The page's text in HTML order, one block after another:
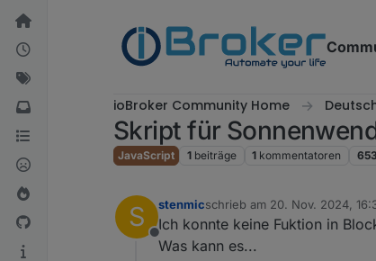
Weiter zum Inhalt
ioBroker Community Home
Skript für
JavaScript 1 beiträge 1 kommentatoren 653
S
Offline
stenmicschrieb am 20. Nov. 2024,
zuletzt editiert von stenmic
Ich konnte keine Fuktion in
Was kann es...